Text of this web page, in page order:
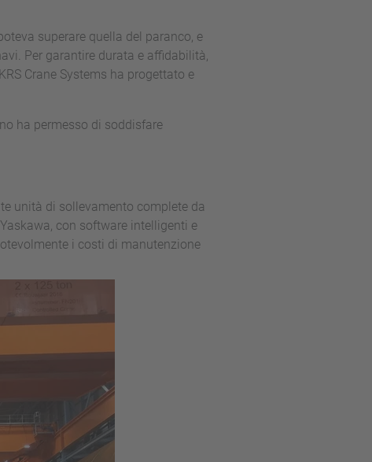
superare quella del paranco, e
Per garantire durata e affidabilità,
Crane Systems ha progettato e
ha permesso di soddisfare
unità di sollevamento complete da
con software intelligenti e
i costi di manutenzione